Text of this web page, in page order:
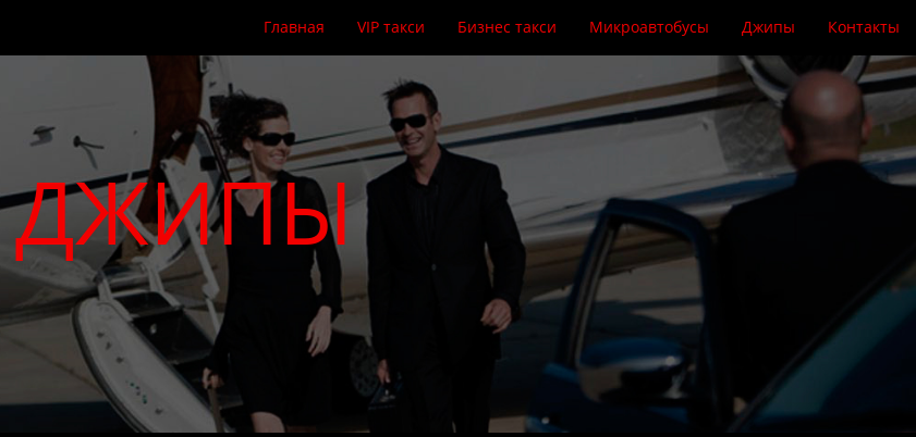
Главная VIP такси Бизнес такси Микроавтобусы Джипы Контакты
ДЖИПЫ